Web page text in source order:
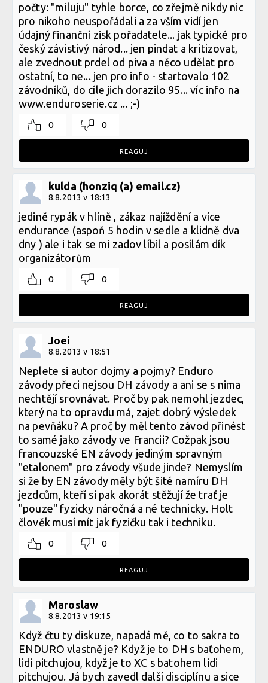
počty: "miluju" tyhle borce, co zřejmě nikdy nic
pro nikoho neuspořádali a za vším vidí jen
údajný finanční zisk pořadatele... jak typické pro
český závistivý národ... jen pindat a kritizovat,
ale zvednout prdel od piva a něco udělat pro
ostatní, to ne... jen pro info - startovalo 102
závodníků, do cíle jich dorazilo 95... víc info na
www.enduroserie.cz ... ;-)
0 0
REAGUJ
kulda (honziq (a) email.cz)
8.8.2013 v 18:13
jedině rypák v hlíně , zákaz najíždění a více
endurance (aspoň 5 hodin v sedle a klidně dva
dny ) ale i tak se mi zadov líbil a posílám dík
organizátorům
0 0
REAGUJ
Joei
8.8.2013 v 18:51
Neplete si autor dojmy a pojmy? Enduro
závody přeci nejsou DH závody a ani se s nima
nechtějí srovnávat. Proč by pak nemohl jezdec,
který na to opravdu má, zajet dobrý výsledek
na pevňáku? A proč by měl tento závod přinést
to samé jako závody ve Francii? Cožpak jsou
francouzské EN závody jediným spravným
"etalonem" pro závody všude jinde? Nemyslím
si že by EN závody měly být šité namíru DH
jezdcům, kteří si pak akorát stěžují že trať je
"pouze" fyzicky náročná a né technicky. Holt
člověk musí mít jak fyzičku tak i techniku.
0 0
REAGUJ
Maroslaw
8.8.2013 v 19:15
Když čtu ty diskuze, napadá mě, co to sakra to
ENDURO vlastně je? Když je to DH s baťohem,
lidi pitchujou, když je to XC s batohem lidi
pitchujou. Já bych zavedl další disciplínu a sice